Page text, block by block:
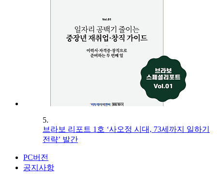
5.
브라보 리포트 1호 ‘사오정 시대, 73세까지 일하기
전략’ 발간
PC버전
공지사항